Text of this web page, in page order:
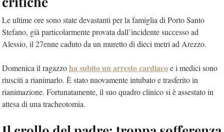
Le ultime ore sono state devastanti per la famiglia di Porto Santo
Stefano, già particolarmente provata dall’incidente successo ad
Alessio, il 27enne caduto da un muretto di dieci metri ad Arezzo.
Domenica il ragazzoha subito un arresto cardiacoe i medici sono
riusciti a rianimarlo. È stato nuovamente intubato e trasferito in
rianimazione. Fortunatamente, il suo quadro clinico si è assestato in
attesa di una tracheotomia.